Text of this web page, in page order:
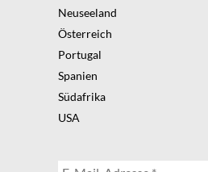
Neuseeland
Österreich
Portugal
Spanien
Südafrika
USA